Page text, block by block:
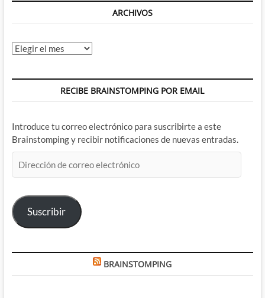
ARCHIVOS
Archivos
RECIBE BRAINSTOMPING POR EMAIL
Introduce tu correo electrónico para suscribirte a este
Brainstomping y recibir notificaciones de nuevas entradas.
de
electrónico
Suscribir
BRAINSTOMPING